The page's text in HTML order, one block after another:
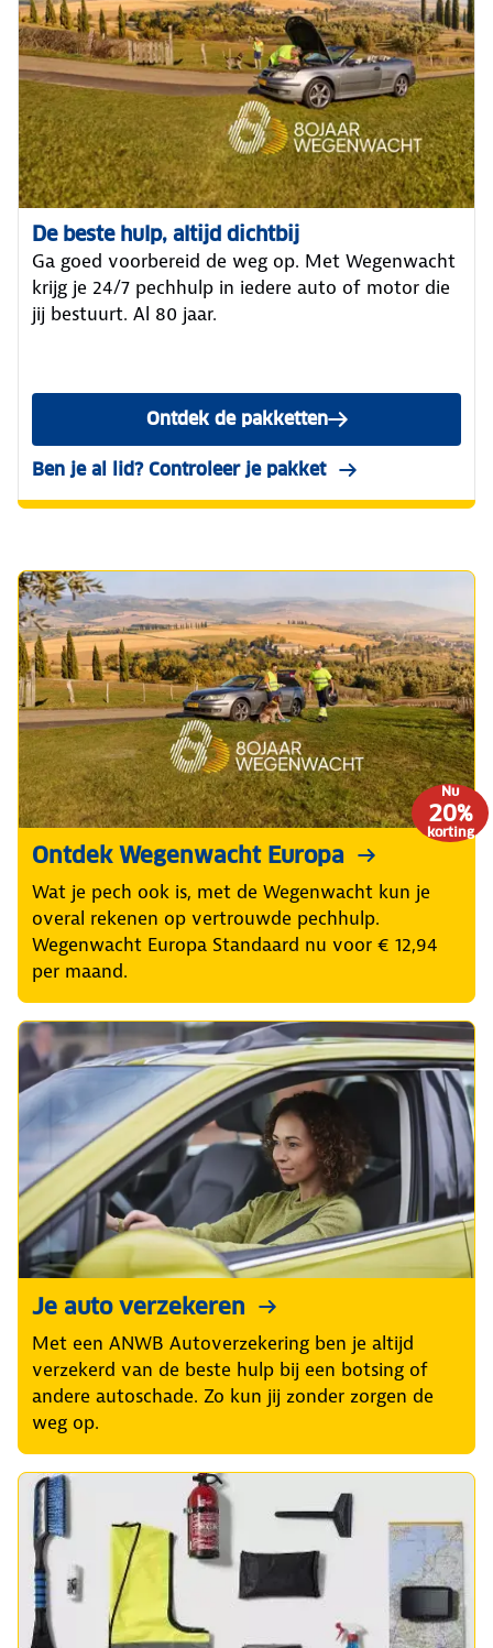
De beste hulp, altijd dichtbij
Ga goed voorbereid de weg op. Met Wegenwacht
krijg je 24/7 pechhulp in iedere auto of motor die
jij bestuurt. Al 80 jaar.
Ontdek de pakketten
van Wegenwacht
Ben je al lid? Controleer je pakketin Mijn ANWB
Nu
20%
korting
Ontdek Wegenwacht Europa
Wat je pech ook is, met de Wegenwacht kun je
overal rekenen op vertrouwde pechhulp.
Wegenwacht Europa Standaard nu voor € 12,94
per maand.
Je auto verzekeren
Met een ANWB Autoverzekering ben je altijd
verzekerd van de beste hulp bij een botsing of
andere autoschade. Zo kun jij zonder zorgen de
weg op.